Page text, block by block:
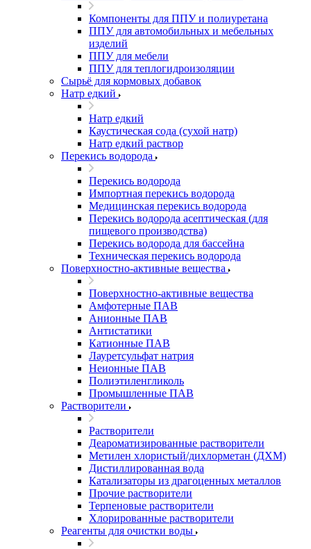
Компоненты для ППУ и полиуретана
ППУ для автомобильных и мебельных
изделий
ППУ для мебели
ППУ для теплогидроизоляции
Сырьё для кормовых добавок
Натр едкий
Натр едкий
Каустическая сода (сухой натр)
Натр едкий раствор
Перекись водорода
Перекись водорода
Импортная перекись водорода
Медицинская перекись водорода
Перекись водорода асептическая (для
пищевого производства)
Перекись водорода для бассейна
Техническая перекись водорода
Поверхностно-активные вещества
Поверхностно-активные вещества
Амфотерные ПАВ
Анионные ПАВ
Антистатики
Катионные ПАВ
Лауретсульфат натрия
Неионные ПАВ
Полиэтиленгликоль
Промышленные ПАВ
Растворители
Растворители
Деароматизированные растворители
Метилен хлористый/дихлорметан (ДХМ)
Дистиллированная вода
Катализаторы из драгоценных металлов
Прочие растворители
Терпеновые растворители
Хлорированные растворители
Реагенты для очистки воды